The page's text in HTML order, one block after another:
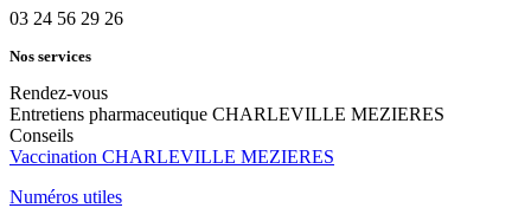
03 24 56 29 26
Nos services
Rendez-vous
Entretiens pharmaceutique CHARLEVILLE MEZIERES
Conseils
Vaccination CHARLEVILLE MEZIERES
Numéros utiles